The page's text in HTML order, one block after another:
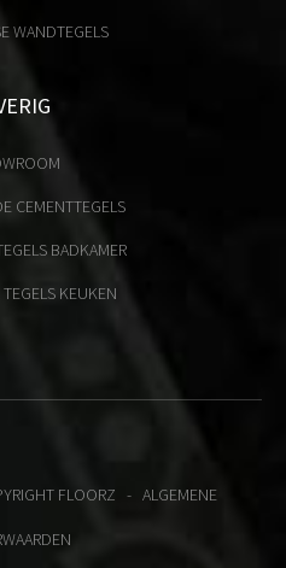
WANDTEGELS
CEMENTTEGELS
BADKAMER
KEUKEN
FLOORZ - ALGEMENE